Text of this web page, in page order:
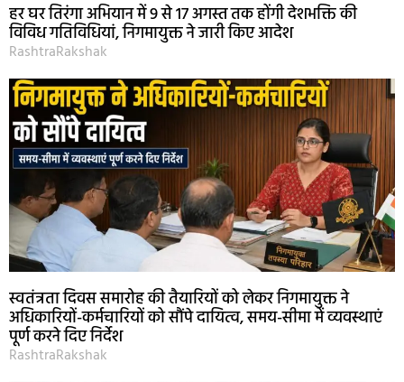
हर घर तिरंगा अभियान में 9 से 17 अगस्त तक होंगी देशभक्ति की
विविध गतिविधियां, निगमायुक्त ने जारी किए आदेश
RashtraRakshak
स्वतंत्रता दिवस समारोह की तैयारियों को लेकर निगमायुक्त ने
अधिकारियों-कर्मचारियों को सौंपे दायित्व, समय-सीमा में व्यवस्थाएं
पूर्ण करने दिए निर्देश
RashtraRakshak